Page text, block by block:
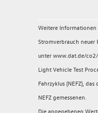
Weitere Informationen
Stromverbrauch
unter www.dat.de/
Light Vehicle Test
Fahrzyklus (NEFZ),
NEFZ gemessenen.
Die angegebenen